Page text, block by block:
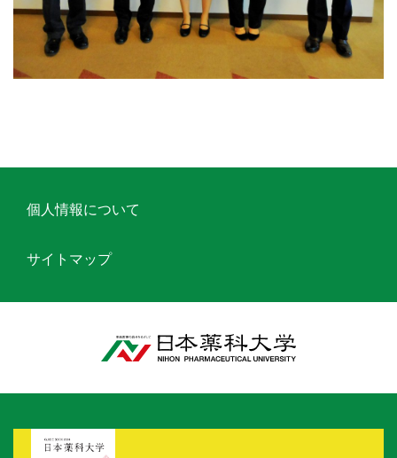
個人情報について
サイトマップ